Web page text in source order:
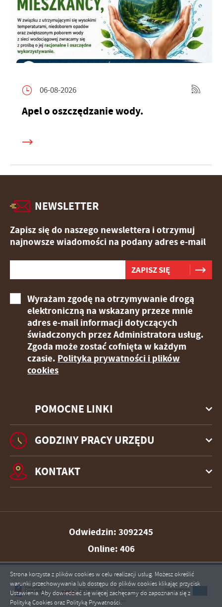
06-08-2026
Apel o oszczędzanie wody.
POMOCNE LINKI
NEWSLETTER
Zapisz się do naszego newslettera i otrzymuj
najnowsze wiadomości na podany adres e-mail
Wyrażam zgodę na otrzymywanie drogą
elektroniczną na wskazany przeze mnie
adres e-mail informacji dotyczących
świadczonych przez Administratora usług.
Zgoda może zostać cofnięta w każdym
czasie. Polityka prywatności i plików
cookies
GODZINY PRACY URZĘDU
KONTAKT
Odwiedzin: 3092245
Online: 406
Strona korzysta z plików cookies w celu realizacji usług. Możesz określić
warunki przechowywania lub dostępu do plików cookies klikając przycisk
Ustawienia. Aby dowiedzieć się więcej zachęcamy do zapoznania się z
Polityką Cookies oraz Polityką Prywatności.
ZAPISZ WYBRANE